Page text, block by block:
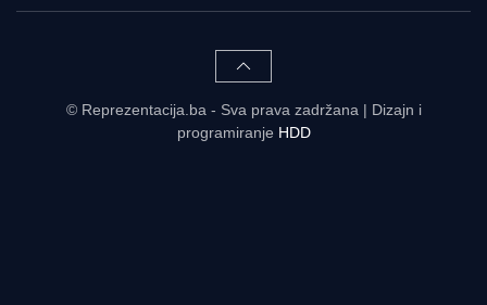
© Reprezentacija.ba - Sva prava zadržana | Dizajn i
programiranje HDD